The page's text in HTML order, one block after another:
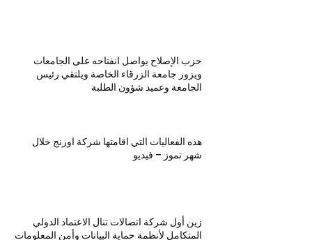
حزب الإصلاح يواصل انفتاحه على الجامعات
ويزور جامعة الزرقاء الخاصة ويلتقي رئيس
الجامعة وعميد شؤون الطلبة
هذه الفعاليات التي اقامتها شركة اورنج خلال
شهر تموز – فيديو
زين أول شركة اتصالات تنال الاعتماد الدولي
المتكامل لأنظمة حماية البيانات وأمن المعلومات